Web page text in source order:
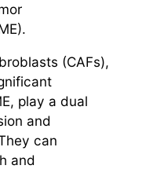
(CAFs),
play a dual
and
can
and